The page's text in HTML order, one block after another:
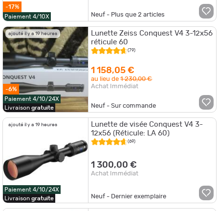
-17%
Paiement 4/10X
Neuf - Plus que2 articles
ajouté il y a 19 heures
-6%
Paiement 4/10/24X
Livraison gratuite
Lunette Zeiss Conquest V4 3-12x56
réticule 60
(79)
1 158,05 €
au lieu de1 230,00 €
Achat Immédiat
Neuf - Sur commande
ajouté il y a 19 heures
Paiement 4/10/24X
Livraison gratuite
Lunette de visée Conquest V4 3-
12x56 (Réticule: LA 60)
(69)
1 300,00 €
Achat Immédiat
Neuf - Dernier exemplaire